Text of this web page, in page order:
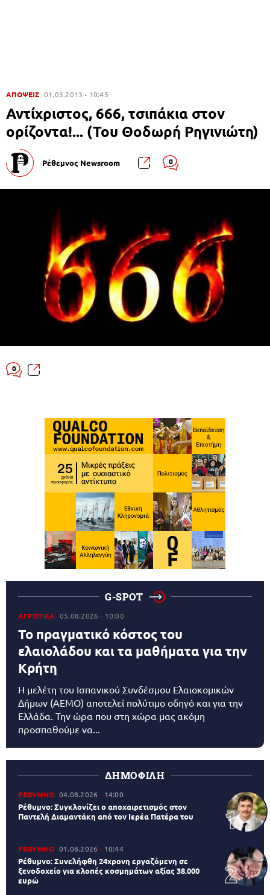
ΑΠΟΨΕΙΣ 01.03.2013 10:45
Αντίχριστος, 666, τσιπάκια στον
ορίζοντα!... (Του Θοδωρή Ρηγινιώτη)
Ρέθεμνος Newsroom 0
0
G-SPOT
ΑΓΡΟΤΙΚΑ 05.08.2026 10:00
Το πραγματικό κόστος του
ελαιολάδου και τα μαθήματα για την
Κρήτη
Η μελέτη του Ισπανικού Συνδέσμου Ελαιοκομικών
Δήμων (AEMO) αποτελεί πολύτιμο οδηγό και για την
Ελλάδα. Την ώρα που στη χώρα μας ακόμη
προσπαθούμε να...
ΔΗΜΟΦΙΛΗ
ΡΕΘΥΜΝΟ 04.08.2026 14:00
Ρέθυμνο: Συγκλονίζει ο αποχαιρετισμός στον
Παντελή Διαμαντάκη από τον Ιερέα Πατέρα του
ΡΕΘΥΜΝΟ 01.08.2026 10:44
Ρέθυμνο: Συνελήφθη 24χρονη εργαζόμενη σε
ξενοδοχείο για κλοπές κοσμημάτων αξίας 38.000
ευρώ